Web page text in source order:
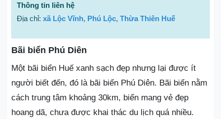
Thông tin liên hệ
Địa chỉ: xã Lộc Vĩnh, Phú Lộc, Thừa Thiên Huế
Bãi biển Phú Diên
Một bãi biển Huế xanh sạch đẹp nhưng lại được ít
người biết đến, đó là bãi biển Phú Diên. Bãi biển nằm
cách trung tâm khoảng 30km, biển mang vẻ đẹp
hoang dã, chưa được khai thác du lịch quá nhiều.